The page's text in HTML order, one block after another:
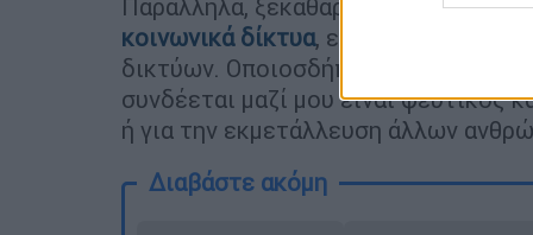
Παράλληλα, ξεκαθάρισε πως
δεν
κοινωνικά δίκτυα, επισημαίνοντας:
δικτύων. Οποιοσδήποτε
συνδέεται μαζί μου είναι ψεύτικος
ή για την εκμετάλλευση άλλων
Διαβάστε ακόμη